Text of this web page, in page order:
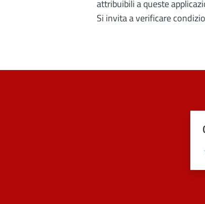
attribuibili a queste
Si invita a verificare